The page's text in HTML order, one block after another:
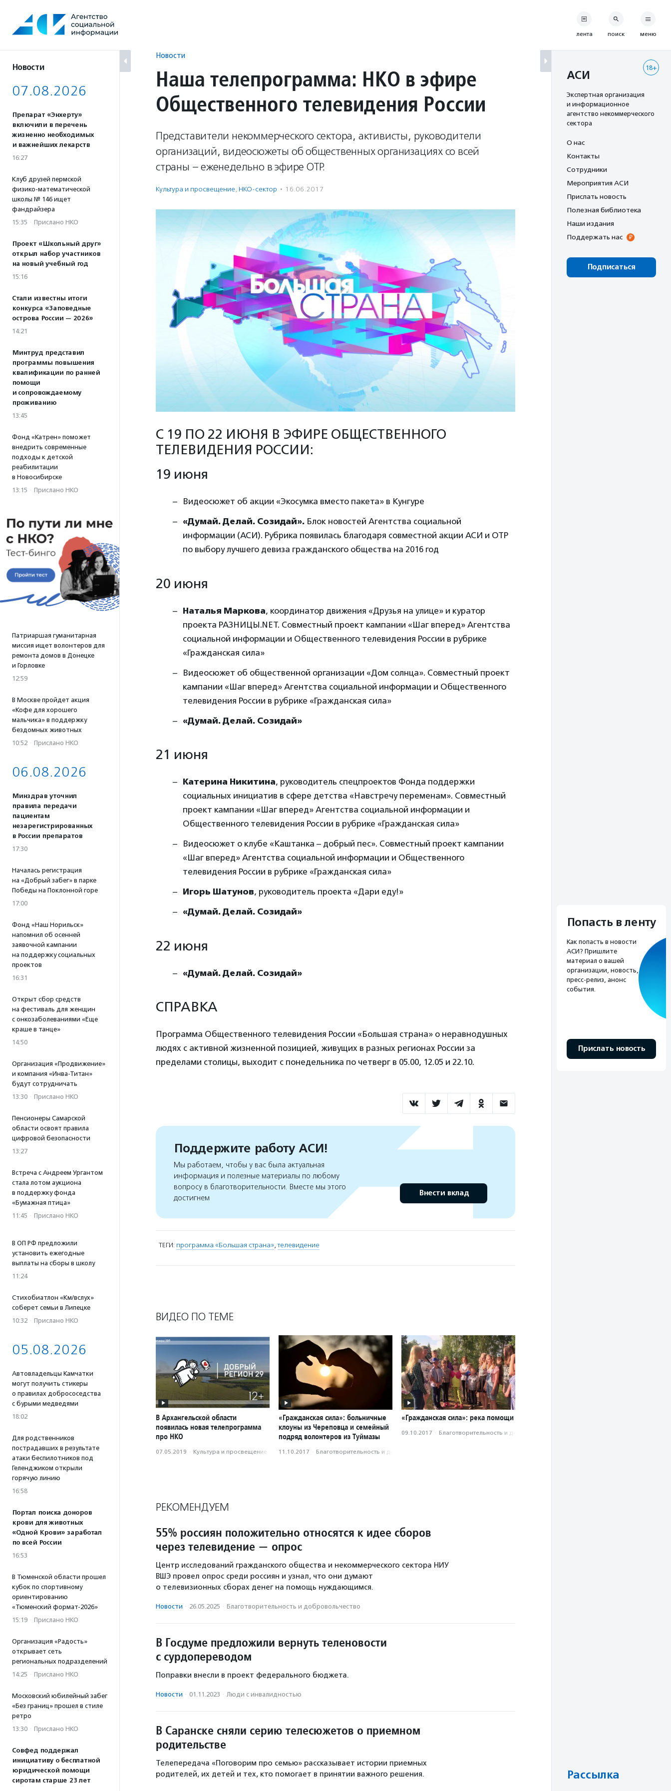
содержанию
Новости
07.08.2026
Препарат «Энхерту»
включили в перечень
жизненно необходимых
и важнейших лекарств
16:27
Клуб друзей пермской
физико-математической
школы № 146 ищет
фандрайзера
15:35 · Прислано НКО
Проект «Школьный друг»
открыл набор участников
на новый учебный год
15:16
Стали известны итоги
конкурса «Заповедные
острова России — 2026»
14:21
Минтруд представил
программы повышения
квалификации по ранней
помощи
и сопровождаемому
проживанию
13:45
Фонд «Катрен» поможет
внедрить современные
подходы к детской
реабилитации
в Новосибирске
13:15 · Прислано НКО
Патриаршая гуманитарная
миссия ищет волонтеров для
ремонта домов в Донецке
и Горловке
12:59
В Москве пройдет акция
«Кофе для хорошего
мальчика» в поддержку
бездомных животных
10:52 · Прислано НКО
06.08.2026
Минздрав уточнил
правила передачи
пациентам
незарегистрированных
в России препаратов
17:30
Началась регистрация
на «Добрый забег» в парке
Победы на Поклонной горе
17:00
Фонд «Наш Норильск»
напомнил об осенней
заявочной кампании
на поддержку социальных
проектов
16:31
Открыт сбор средств
на фестиваль для женщин
с онкозаболеваниями «Еще
краше в танце»
14:50
Организация «Продвижение»
и компания «Инва-Титан»
будут сотрудничать
13:30 · Прислано НКО
Пенсионеры Самарской
области освоят правила
цифровой безопасности
13:27
Встреча с Андреем Ургантом
стала лотом аукциона
в поддержку фонда
«Бумажная птица»
11:45 · Прислано НКО
В ОП РФ предложили
установить ежегодные
выплаты на сборы в школу
11:24
Стихобиатлон «Км/вслух»
соберет семьи в Липецке
10:32 · Прислано НКО
05.08.2026
Автовладельцы Камчатки
могут получить стикеры
о правилах добрососедства
с бурыми медведями
18:02
Для родственников
пострадавших в результате
атаки беспилотников под
Геленджиком открыли
горячую линию
16:58
Портал поиска доноров
крови для животных
«Одной Крови» заработал
по всей России
16:53
В Тюменской области прошел
кубок по спортивному
ориентированию
«Тюменский формат-2026»
15:19 · Прислано НКО
Организация «Радость»
открывает сеть
региональных подразделений
14:25 · Прислано НКО
Московский юбилейный забег
«Без границ» прошел в стиле
ретро
13:30 · Прислано НКО
Совфед поддержал
инициативу о бесплатной
юридической помощи
сиротам старше 23 лет
Новости
Наша телепрограмма: НКО в эфире
Общественного телевидения России
Представители некоммерческого сектора, активисты, руководители
организаций, видеосюжеты об общественных организациях со всей
страны – еженедельно в эфире ОТР.
Культура и просвещение, НКО-сектор · 16.06.2017
С 19 ПО 22 ИЮНЯ В ЭФИРЕ ОБЩЕСТВЕННОГО
ТЕЛЕВИДЕНИЯ РОССИИ:
19 июня
Видеосюжет об акции «Экосумка вместо пакета» в Кунгуре
«Думай. Делай. Созидай». Блок новостей Агентства социальной
информации (АСИ). Рубрика появилась благодаря совместной акции АСИ и ОТР
по выбору лучшего девиза гражданского общества на 2016 год
20 июня
Наталья Маркова, координатор движения «Друзья на улице» и куратор
проекта РАЗНИЦЫ.NET. Совместный проект кампании «Шаг вперед» Агентства
социальной информации и Общественного телевидения России в рубрике
«Гражданская сила»
Видеосюжет об общественной организации «Дом солнца». Совместный проект
кампании «Шаг вперед» Агентства социальной информации и Общественного
телевидения России в рубрике «Гражданская сила»
«Думай. Делай. Созидай»
21 июня
Катерина Никитина, руководитель спецпроектов Фонда поддержки
социальных инициатив в сфере детства «Навстречу переменам». Совместный
проект кампании «Шаг вперед» Агентства социальной информации и
Общественного телевидения России в рубрике «Гражданская сила»
Видеосюжет о клубе «Каштанка – добрый пес». Совместный проект кампании
«Шаг вперед» Агентства социальной информации и Общественного
телевидения России в рубрике «Гражданская сила»
Игорь Шатунов, руководитель проекта «Дари еду!»
«Думай. Делай. Созидай»
22 июня
«Думай. Делай. Созидай»
СПРАВКА
Программа Общественного телевидения России «Большая страна» о неравнодушных
людях с активной жизненной позицией, живущих в разных регионах России за
пределами столицы, выходит с понедельника по четверг в 05.00, 12.05 и 22.10.
Поддержите работу АСИ!
Мы работаем, чтобы у вас была актуальная
информация и полезные материалы по любому
вопросу в благотворительности. Вместе мы этого
достигнем
Внести вклад
ТЕГИ: программа «Большая страна»,телевидение
ВИДЕО ПО ТЕМЕ
В Архангельской области
появилась новая телепрограмма
про НКО
07.05.2019 · Культура и просвещение
«Гражданская сила»: больничные
клоуны из Череповца и семейный
подряд волонтеров из Туймазы
11.10.2017 · Благотвори­тель­ность и доброволь­чест­во
«Гражданская сила»: река помощи
09.10.2017 · Благотвори­тель­ность и доброволь­чест­во
РЕКОМЕНДУЕМ
55% россиян положительно относятся к идее сборов
через телевидение — опрос
Центр исследований гражданского общества и некоммерческого сектора НИУ
ВШЭ провел опрос среди россиян и узнал, что они думают
о телевизионных сборах денег на помощь нуждающимся.
Новости · 26.05.2025 · Благотвори­тель­ность и доброволь­чест­во
В Госдуме предложили вернуть теленовости
с сурдопереводом
Поправки внесли в проект федерального бюджета.
Новости · 01.11.2023 · Люди с инвалидностью
В Саранске сняли серию телесюжетов о приемном
родительстве
Телепередача «Поговорим про семью» рассказывает истории приемных
родителей, их детей и тех, кто помогает в принятии важного решения.
лента поиск меню
18+
АСИ
Экспертная организация
и информационное
агентство некоммерческого
сектора
О нас
Контакты
Сотрудники
Мероприятия АСИ
Прислать новость
Полезная библиотека
Наши издания
Поддержать нас
Подписаться
Попасть в ленту
Как попасть в новости
АСИ? Пришлите
материал о вашей
организации, новость,
пресс-релиз, анонс
события.
Прислать новость
Рассылка